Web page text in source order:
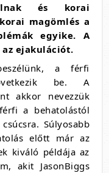
és korai
magömlés a
egyike. A
ejakulációt.
a férfi
be. A
akkor nevezzük
a behatolástól
Súlyosabb
előtt már az
kiváló példája az
akit JasonBiggs